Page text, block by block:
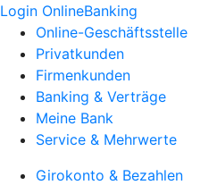
Login OnlineBanking
Online-Geschäftsstelle
Privatkunden
Firmenkunden
Banking & Verträge
Meine Bank
Service & Mehrwerte
Girokonto & Bezahlen